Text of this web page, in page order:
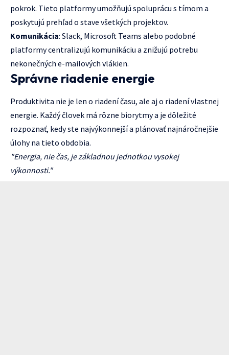
pokrok. Tieto platformy umožňujú spoluprácu s tímom a
poskytujú prehľad o stave všetkých projektov.
Komunikácia: Slack, Microsoft Teams alebo podobné
platformy centralizujú komunikáciu a znižujú potrebu
nekonečných e-mailových vlákien.
Správne riadenie energie
Produktivita nie je len o riadení času, ale aj o riadení vlastnej
energie. Každý človek má rôzne biorytmy a je dôležité
rozpoznať, kedy ste najvýkonnejší a plánovať najnáročnejšie
úlohy na tieto obdobia.
"Energia, nie čas, je základnou jednotkou vysokej
výkonnosti."